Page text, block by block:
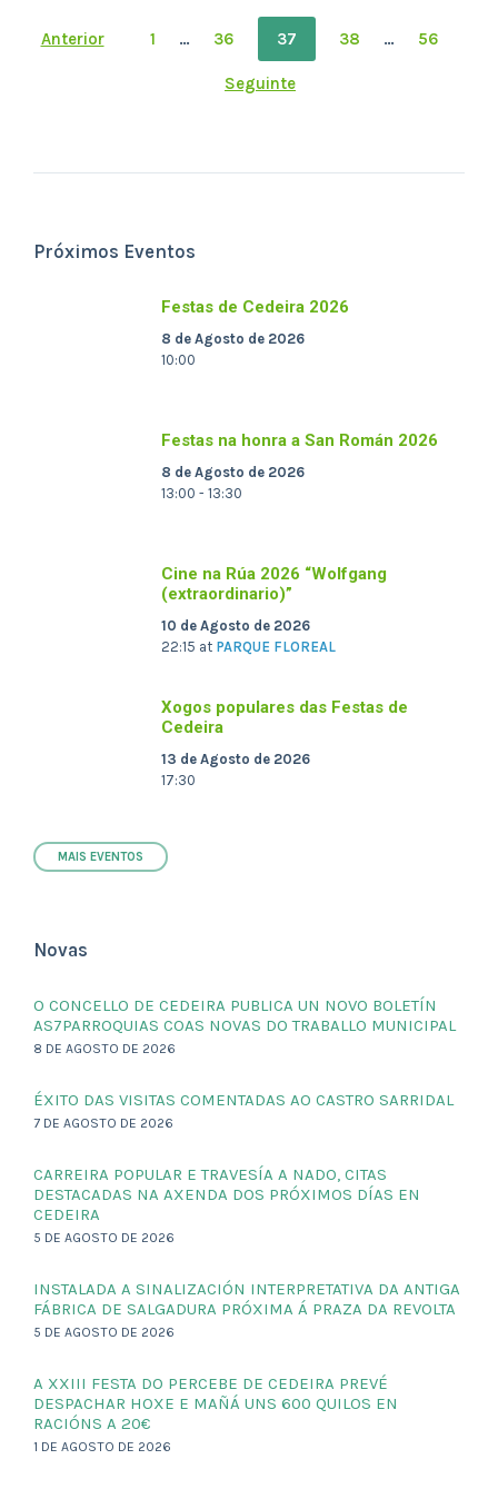
Paxinación
Anterior 1 … 36 37 38 … 56
Seguinte
Próximos Eventos
Festas de Cedeira 2026
8 de Agosto de 2026
10:00
Festas na honra a San Román 2026
8 de Agosto de 2026
13:00 - 13:30
Cine na Rúa 2026 “Wolfgang
(extraordinario)”
10 de Agosto de 2026
22:15 at PARQUE FLOREAL
Xogos populares das Festas de
Cedeira
13 de Agosto de 2026
17:30
MAIS EVENTOS
Novas
O CONCELLO DE CEDEIRA PUBLICA UN NOVO BOLETÍN
AS7PARROQUIAS COAS NOVAS DO TRABALLO MUNICIPAL
8 DE AGOSTO DE 2026
ÉXITO DAS VISITAS COMENTADAS AO CASTRO SARRIDAL
7 DE AGOSTO DE 2026
CARREIRA POPULAR E TRAVESÍA A NADO, CITAS
DESTACADAS NA AXENDA DOS PRÓXIMOS DÍAS EN
CEDEIRA
5 DE AGOSTO DE 2026
INSTALADA A SINALIZACIÓN INTERPRETATIVA DA ANTIGA
FÁBRICA DE SALGADURA PRÓXIMA Á PRAZA DA REVOLTA
5 DE AGOSTO DE 2026
A XXIII FESTA DO PERCEBE DE CEDEIRA PREVÉ
DESPACHAR HOXE E MAÑÁ UNS 600 QUILOS EN
RACIÓNS A 20€
1 DE AGOSTO DE 2026